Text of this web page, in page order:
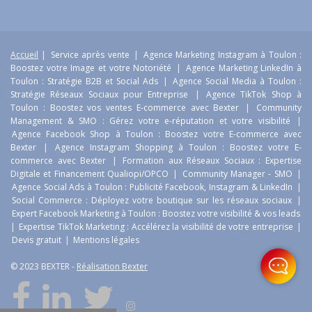
Accueil | Service après vente | Agence Marketing Instagram à Toulon :
Boostez votre Image et votre Notoriété
| Agence Marketing LinkedIn à
Toulon : Stratégie B2B et Social Ads | Agence Social Media à Toulon :
Stratégie Réseaux Sociaux pour Entreprise
|
Agence TikTok Shop à
Toulon : Boostez vos ventes E-commerce avec Bexter
|
Community
Management & SMO : Gérez votre e-réputation et votre visibilité
|
Agence Facebook Shop à Toulon : Boostez votre E-commerce avec
Bexter
|
Agence Instagram Shopping à Toulon : Boostez votre E-
commerce avec Bexter
|
Formation aux Réseaux Sociaux : Expertise
Digitale et Financement Qualiopi/OPCO | Community Manager - SMO |
Agence Social Ads à Toulon : Publicité Facebook, Instagram & LinkedIn |
Social Commerce : Déployez votre boutique sur les réseaux sociaux |
Expert Facebook Marketing à Toulon : Boostez votre visibilité & vos leads
| Expertise TikTok Marketing : Accélérez la visibilité de votre entreprise |
Devis gratuit | Mentions légales
© 2023 BEXTER - Réalisation Bexter